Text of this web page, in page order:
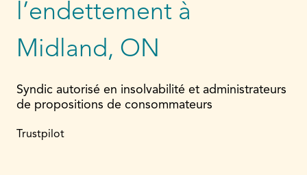
l’endettement à
Midland, ON
Syndic autorisé en insolvabilité et administrateurs
de propositions de consommateurs
Trustpilot